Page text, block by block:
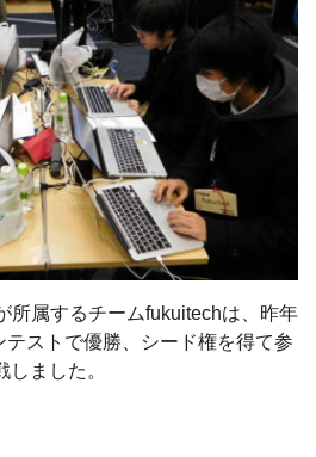
所属するチームfukuitechは、昨年
ストで優勝、シード権を得て参
しました。